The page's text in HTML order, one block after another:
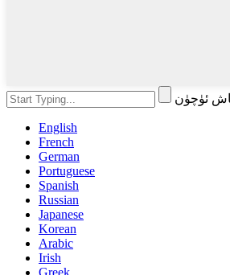
English
French
German
Portuguese
Spanish
Russian
Japanese
Korean
Arabic
Irish